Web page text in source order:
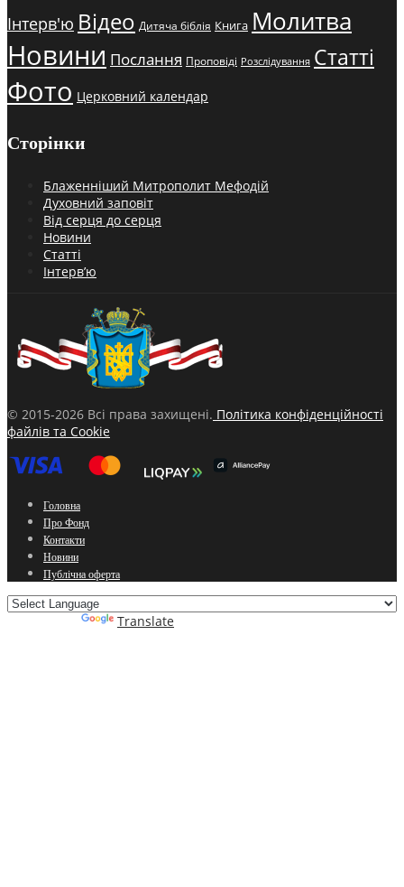
Інтерв'ю Відео Дитяча біблія Книга Молитва
Новини Послання Проповіді Розслідування Статті
Фото Церковний календар
Сторінки
Блаженніший Митрополит Мефодій
Духовний заповіт
Від серця до серця
Новини
Статті
Інтерв’ю
© 2015-2026 Всі права захищені. Політика конфіденційності
файлів та Cookie
Головна
Про Фонд
Контакти
Новини
Публічна оферта
Translate